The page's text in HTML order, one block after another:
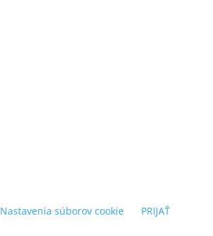
Nastavenia súborov cookie
PRIJAŤ